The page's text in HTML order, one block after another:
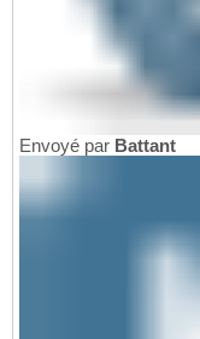
Envoyé par Battant